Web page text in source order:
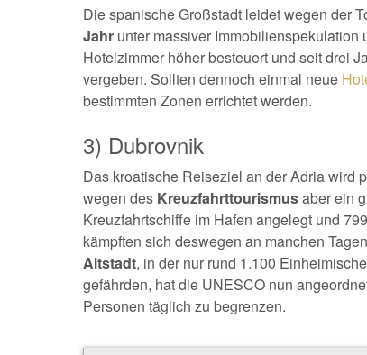
Die spanische Großstadt leidet wegen der
Jahr unter massiver Immobilienspekulation
Hotelzimmer höher besteuert und seit drei
vergeben. Sollten dennoch einmal neue
bestimmten Zonen errichtet werden.
3) Dubrovnik
Das kroatische Reiseziel an der Adria wird
wegen des Kreuzfahrttourismusaber ein
Kreuzfahrtschiffe im Hafen angelegt und
kämpften sich deswegen an manchen
Altstadt, in der nur rund 1.100
gefährden, hat die UNESCO nun
Personen täglich zu begrenzen.